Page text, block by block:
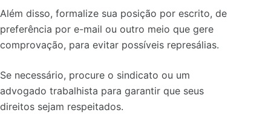
Além disso, formalize sua posição por escrito, de
preferência por e-mail ou outro meio que gere
comprovação, para evitar possíveis represálias.
Se necessário, procure o sindicato ou um
advogado trabalhista para garantir que seus
direitos sejam respeitados.